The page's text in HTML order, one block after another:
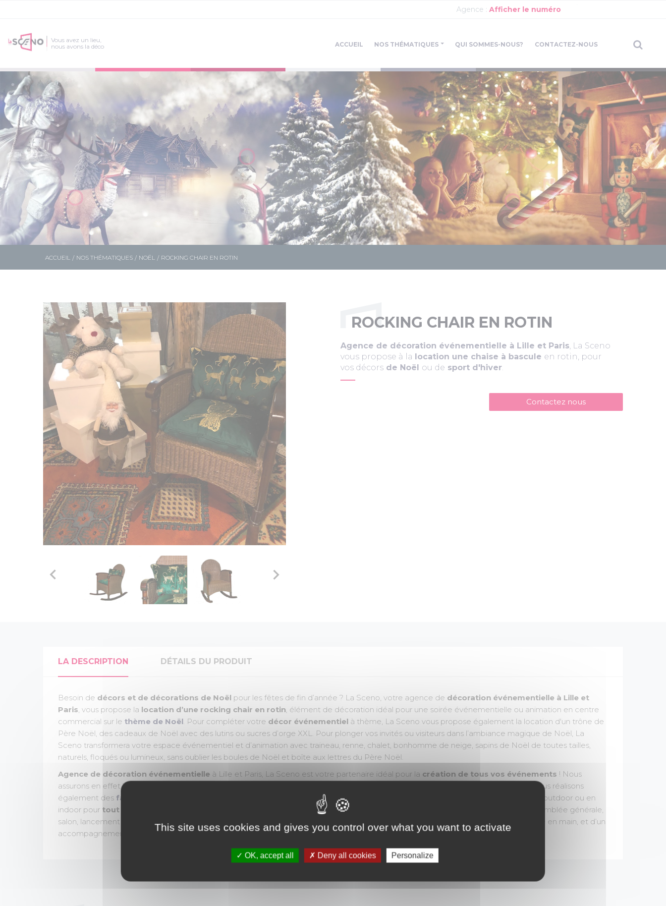
Agence : Afficher le numéro
Vous avez un lieu,
nous avons la déco
ACCUEIL NOS THÉMATIQUES QUI SOMMES-NOUS? CONTACTEZ-NOUS
ACCUEIL NOS THÉMATIQUES NOËL ROCKING CHAIR EN ROTIN
 
ROCKING CHAIR EN ROTIN
Agence de décoration événementielle à Lille et Paris, La Sceno
vous propose à la
location une chaise à bascule en rotin, pour
vos décors de Noël ou de sport d'hiver.
Contactez nous
LA DESCRIPTION DÉTAILS DU PRODUIT
Besoin de décors et de décorations de Noël pour les fêtes de fin d’année ? La Sceno, votre agence de décoration événementielle à Lille et
Paris, vous propose la location d’une rocking chair en rotin, élément de décoration idéal pour une soirée événementielle ou animation en centre
commercial sur le thème de Noël. Pour compléter votre décor événementiel à thème, La Sceno vous propose également la location d'un trône de
Père Noël, des cadeaux de Noël avec des lutins ou sucres d’orge XXL. Pour plonger vos invités ou visiteurs dans l’ambiance magique de Noël, La
Sceno transformera votre espace événementiel et d’animation avec traineau, renne, chalet, bonhomme de neige, sapins de Noël de toutes tailles,
naturels, floqués ou lumineux, sans oublier les boules de Noël et boîte aux lettres du Père Noël.
Agence de décoration événementielle à Lille et Paris, La Sceno est votre partenaire idéal pour la création de tous vos événements ! Nous
assurons en effet la
, la Saint-Valentin, l’Antiquité…)., et nous réalisons
également des fabrications sur-mesure de décors . Notre équipe intervient
, sur votre site, en outdoor ou en
indoor pour tout type d'événements
(animation en centre commercial, journée ou soirée du personnel, family day, convention, assemblée générale,
salon, lancement de produit, team-building, incentive...). Avec la Sceno, vous êtes assuré d’une prestation de qualité avec un décor clé en main, et d’un
accompagnement personnalisé tout au long de votre événement.
This site uses cookies and gives you control over what you want to activate
OK, accept all Deny all cookies Personalize